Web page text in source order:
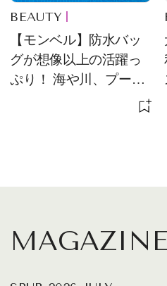
BEAUTY
【モンベル】防水バッ
グが想像以上の活躍っ
ぷり！ 海や川、プール
MAGAZINE